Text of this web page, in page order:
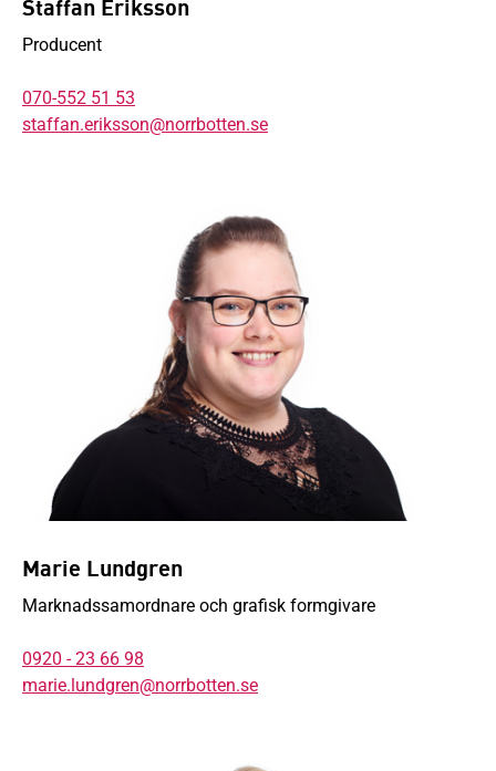
Staffan Eriksson
Producent
070-552 51 53
staffan.eriksson@norrbotten.se
Marie Lundgren
Marknadssamordnare och grafisk formgivare
0920 - 23 66 98
marie.lundgren@norrbotten.se